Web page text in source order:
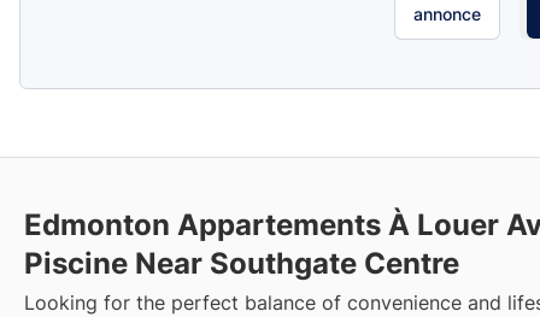
annonce
Edmonton Appartements À Louer
Piscine Near Southgate Centre
Looking for the perfect balance of convenience and